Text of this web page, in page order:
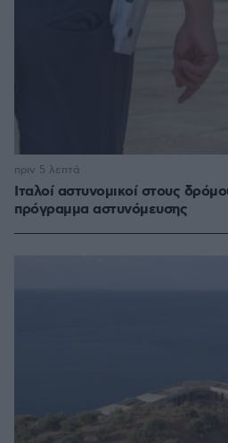
Ιταλοί αστυνομικοί στους
πρόγραμμα αστυνόμευσης
πριν 5 λεπτά